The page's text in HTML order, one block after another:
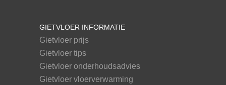
GIETVLOER INFORMATIE
Gietvloer prijs
Gietvloer tips
Gietvloer onderhoudsadvies
Gietvloer vloerverwarming